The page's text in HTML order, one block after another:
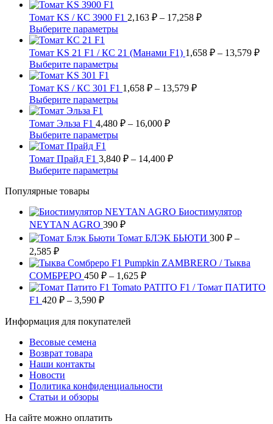
имеет
несколько
вариаций.
Опции
можно
выбрать
странице
товара.
Томат KS / КС 3900 F1 2,163 ₽ – 17,258 ₽Диапазон
–
Выберите параметрыЭтот
имеет
несколько
вариаций.
Опции
можно
выбрать
странице
товара.
Томат KS 21 F1 / КС 21 (Манами F1) 1,658 ₽ – 13,579 ₽
Выберите параметрыЭтот
имеет
несколько
вариаций.
Опции
можно
выбрать
странице
товара.
Томат KS / КС 301 F1 1,658 ₽ – 13,579 ₽Диапазон
Выберите параметрыЭтот
имеет
несколько
вариаций.
Опции
можно
выбрать
товара.
Томат Эльза F1 4,480 ₽ – 16,000 ₽Диапазон
–
Выберите параметрыЭтот
имеет
несколько
вариаций.
выбрать
на
странице
товара.
Томат Прайд F1 3,840 ₽ – 14,400 ₽Диапазон
Выберите параметрыЭтот
вариаций.
Опции
можно
на
странице
товара.
Популярные товары
Биостимулятор
NEYTAN AGRO 390 ₽
Томат БЛЭК БЬЮТИ 300 ₽ –
2,585 ₽Диапазон
цен:
300 ₽
–
2,585 ₽
Pumpkin ZAMBRERO / Тыква
СОМБРЕРО 450 ₽ – 1,625 ₽Диапазон
цен:
Tomato PATITO F1 / Томат ПАТИТО
F1 420 ₽ – 3,590 ₽Диапазон
420 ₽
Информация для покупателей
Весовые семена
Возврат товара
Наши контакты
Новости
Политика конфиденциальности
Статьи и обзоры
На сайте можно оплатить